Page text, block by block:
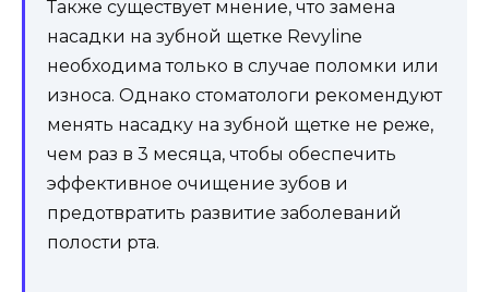
Также существует мнение, что замена
насадки на зубной щетке Revyline
необходима только в случае поломки или
износа. Однако стоматологи рекомендуют
менять насадку на зубной щетке не реже,
чем раз в 3 месяца, чтобы обеспечить
эффективное очищение зубов и
предотвратить развитие заболеваний
полости рта.